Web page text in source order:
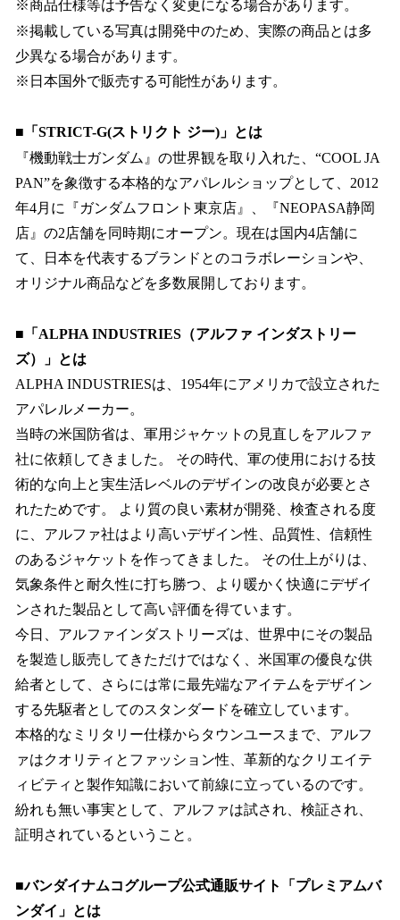
※商品仕様等は予告なく変更になる場合があります。
※掲載している写真は開発中のため、実際の商品とは多
少異なる場合があります。
※日本国外で販売する可能性があります。
■「STRICT-G(ストリクト ジー)」とは
『機動戦士ガンダム』の世界観を取り入れた、“COOL JA
PAN”を象徴する本格的なアパレルショップとして、2012
年4月に『ガンダムフロント東京店』、『NEOPASA静岡
店』の2店舗を同時期にオープン。現在は国内4店舗に
て、日本を代表するブランドとのコラボレーションや、
オリジナル商品などを多数展開しております。
■「ALPHA INDUSTRIES（アルファ インダストリー
ズ）」とは
ALPHA INDUSTRIESは、1954年にアメリカで設立された
アパレルメーカー。
当時の米国防省は、軍用ジャケットの見直しをアルファ
社に依頼してきました。 その時代、軍の使用における技
術的な向上と実生活レベルのデザインの改良が必要とさ
れたためです。 より質の良い素材が開発、検査される度
に、アルファ社はより高いデザイン性、品質性、信頼性
のあるジャケットを作ってきました。 その仕上がりは、
気象条件と耐久性に打ち勝つ、より暖かく快適にデザイ
ンされた製品として高い評価を得ています。
今日、アルファインダストリーズは、世界中にその製品
を製造し販売してきただけではなく、米国軍の優良な供
給者として、さらには常に最先端なアイテムをデザイン
する先駆者としてのスタンダードを確立しています。
本格的なミリタリー仕様からタウンユースまで、アルフ
ァはクオリティとファッション性、革新的なクリエイテ
ィビティと製作知識において前線に立っているのです。
紛れも無い事実として、アルファは試され、検証され、
証明されているということ。
■バンダイナムコグループ公式通販サイト「プレミアムバ
ンダイ」とは